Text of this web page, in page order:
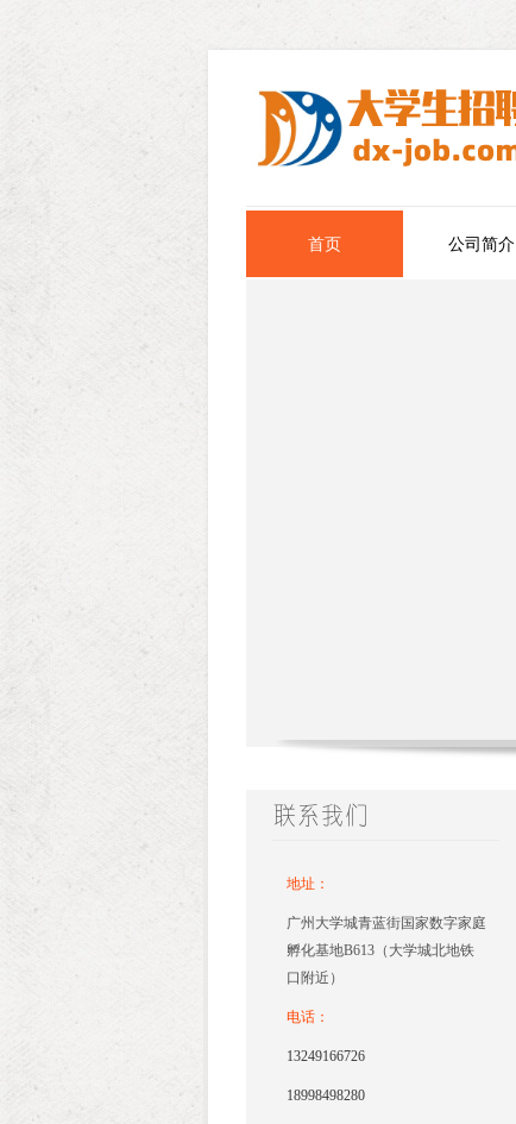
首页 公司简介
地址：
广州大学城青蓝街国家数字家庭
孵化基地B613（大学城北地铁
口附近）
电话：
13249166726
18998498280